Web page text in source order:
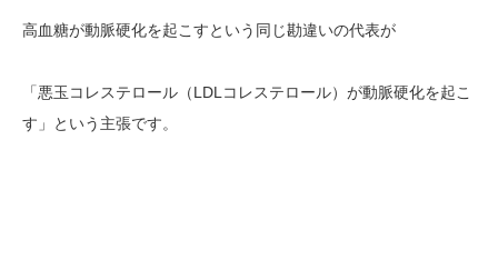
高血糖が動脈硬化を起こすという同じ勘違いの代表が
「悪玉コレステロール（LDLコレステロール）が動脈硬化を起こ
す」という主張です。